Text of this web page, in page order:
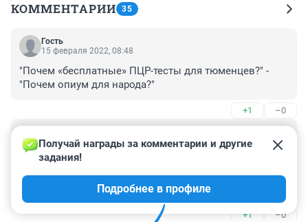
КОММЕНТАРИИ 35
Гость
15 февраля 2022, 08:48
"Почем «бесплатные» ПЦР-тесты для тюменцев?" -
"Почем опиум для народа?"
+1 –0
15 февраля 2022, 07:00
Ужас и дурдом творится в медецине, всё печально, в
союзе медецина была на много лучше чем сейчас!
Вот вам и обнуление ВВП
+1 –0
Получай награды за комментарии и другие
задания!
Подробнее в профиле